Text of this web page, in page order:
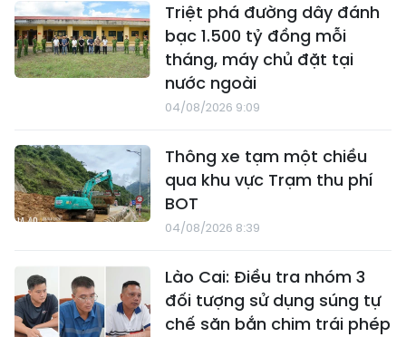
Triệt phá đường dây đánh
bạc 1.500 tỷ đồng mỗi
tháng, máy chủ đặt tại
nước ngoài
04/08/2026 9:09
Thông xe tạm một chiều
qua khu vực Trạm thu phí
BOT
04/08/2026 8:39
Lào Cai: Điều tra nhóm 3
đối tượng sử dụng súng tự
chế săn bắn chim trái phép